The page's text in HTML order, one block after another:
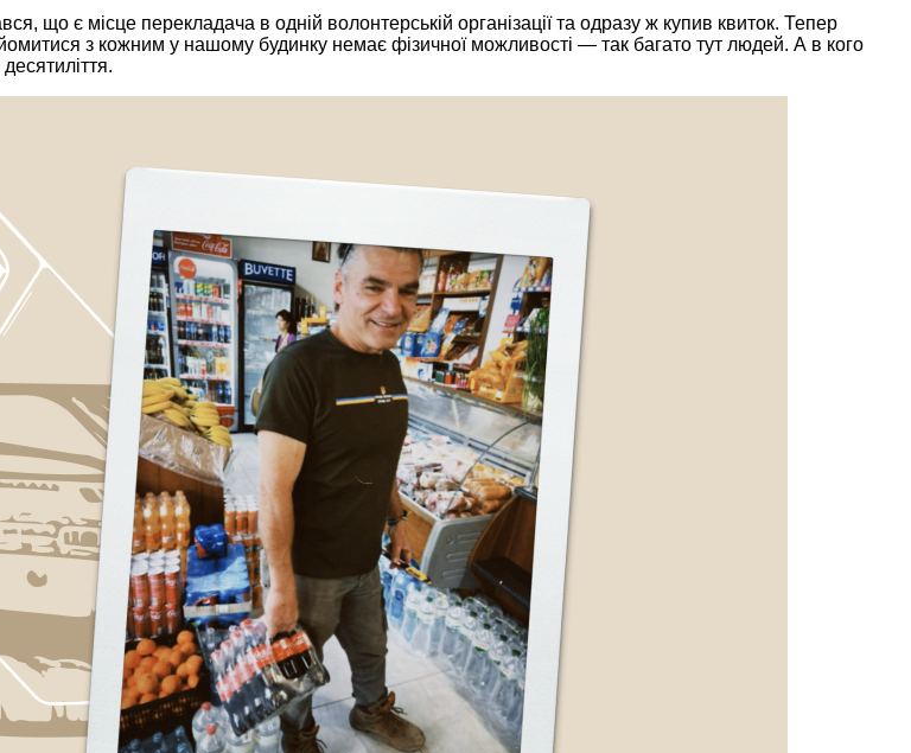
що є місце перекладача в одній волонтерській організації та одразу ж купив квиток. Тепер
з кожним у нашому будинку немає фізичної можливості — так багато тут людей. А в кого